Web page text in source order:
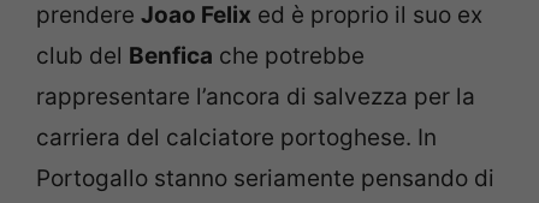
prendere Joao Felix ed è proprio il suo ex
club del Benfica che potrebbe
rappresentare l’ancora di salvezza per la
carriera del calciatore portoghese. In
Portogallo stanno seriamente pensando di